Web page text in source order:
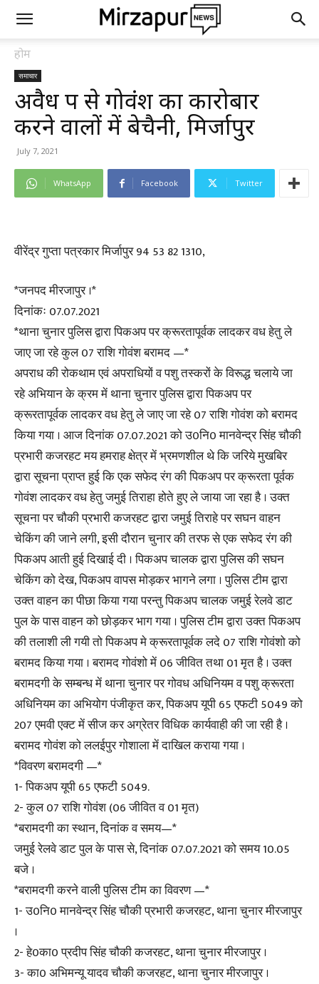
होम
समाचार
अवैध रूप से गोवंश का कारोबार
करने वालों में बेचैनी, मिर्जापुर
July 7, 2021
WhatsApp Facebook Twitter
वीरेंद्र गुप्ता पत्रकार मिर्जापुर 94 53 82 1310,
*जनपद मीरजापुर ।*
दिनांकः 07.07.2021
*थाना चुनार पुलिस द्वारा पिकअप पर क्रूरतापूर्वक लादकर वध हेतु ले
जाए जा रहे कुल 07 राशि गोवंश बरामद —*
अपराध की रोकथाम एवं अपराधियों व पशु तस्करों के विरूद्ध चलाये जा
रहे अभियान के क्रम में थाना चुनार पुलिस द्वारा पिकअप पर
क्रूरतापूर्वक लादकर वध हेतु ले जाए जा रहे 07 राशि गोवंश को बरामद
किया गया । आज दिनांक 07.07.2021 को उ0नि0 मानवेन्द्र सिंह चौकी
प्रभारी कजरहट मय हमराह क्षेत्र में भ्रमणशील थे कि जरिये मुखबिर
द्वारा सूचना प्राप्त हुई कि एक सफेद रंग की पिकअप पर क्रूरता पूर्वक
गोवंश लादकर वध हेतु जमुई तिराहा होते हुए ले जाया जा रहा है । उक्त
सूचना पर चौकी प्रभारी कजरहट द्वारा जमुई तिराहे पर सघन वाहन
चेकिंग की जाने लगी, इसी दौरान चुनार की तरफ से एक सफेद रंग की
पिकअप आती हुई दिखाई दी । पिकअप चालक द्वारा पुलिस की सघन
चेकिंग को देख, पिकअप वापस मोड़कर भागने लगा । पुलिस टीम द्वारा
उक्त वाहन का पीछा किया गया परन्तु पिकअप चालक जमुई रेलवे डाट
पुल के पास वाहन को छोड़कर भाग गया । पुलिस टीम द्वारा उक्त पिकअप
की तलाशी ली गयी तो पिकअप मे क्रूरतापूर्वक लदे 07 राशि गोवंशो को
बरामद किया गया । बरामद गोवंशो में 06 जीवित तथा 01 मृत है । उक्त
बरामदगी के सम्बन्ध में थाना चुनार पर गोवध अधिनियम व पशु क्रूरता
अधिनियम का अभियोग पंजीकृत कर, पिकअप यूपी 65 एफटी 5049 को
207 एमवी एक्ट में सीज कर अग्रेतर विधिक कार्यवाही की जा रही है ।
बरामद गोवंश को ललईपुर गोशाला में दाखिल कराया गया ।
*विवरण बरामदगी —*
1- पिकअप यूपी 65 एफटी 5049.
2- कुल 07 राशि गोवंश (06 जीवित व 01 मृत)
*बरामदगी का स्थान, दिनांक व समय—*
जमुई रेलवे डाट पुल के पास से, दिनांक 07.07.2021 को समय 10.05
बजे ।
*बरामदगी करने वाली पुलिस टीम का विवरण —*
1- उ0नि0 मानवेन्द्र सिंह चौकी प्रभारी कजरहट, थाना चुनार मीरजापुर
।
2- हे0का0 प्रदीप सिंह चौकी कजरहट, थाना चुनार मीरजापुर ।
3- का0 अभिमन्यू यादव चौकी कजरहट, थाना चुनार मीरजापुर ।